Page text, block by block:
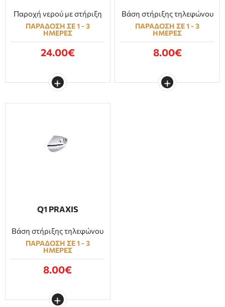
Παροχή νερού με στήριξη
ΠΑΡΑΔΟΣΗ ΣΕ 1 - 3
ΗΜΕΡΕΣ
24.00€
Βάση στήριξης τηλεφώνου
ΠΑΡΑΔΟΣΗ ΣΕ 1 - 3
ΗΜΕΡΕΣ
8.00€
Q1 PRAXIS
Βάση στήριξης τηλεφώνου
ΠΑΡΑΔΟΣΗ ΣΕ 1 - 3
ΗΜΕΡΕΣ
8.00€